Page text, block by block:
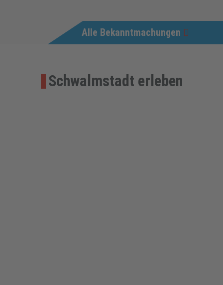
Alle Bekanntmachungen
Schwalmstadt erleben